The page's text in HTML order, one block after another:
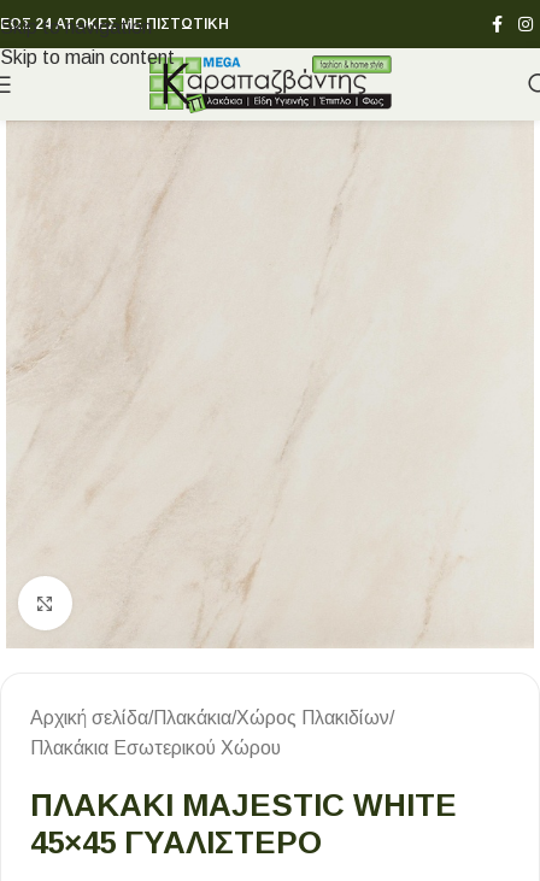
Skip to navigation
Skip to main content
ΕΩΣ 24 ΑΤΟΚΕΣ ΜΕ ΠΙΣΤΩΤΙΚΗ
Κλικ για μεγέθυνση
Αρχική σελίδα/Πλακάκια/Χώρος Πλακιδίων/
Πλακάκια Εσωτερικού Χώρου
ΠΛΑΚΑΚΙ MAJESTIC WHITE
45×45 ΓΥΑΛΙΣΤΕΡΟ